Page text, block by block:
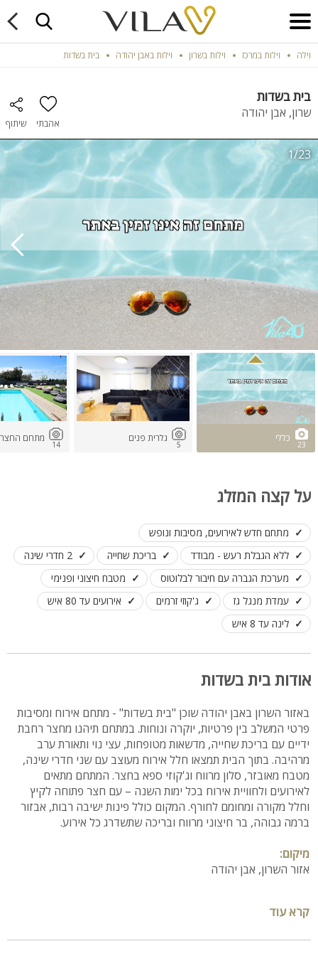
וילה וילות במרכז וילות בשרון וילות באבן יהודה בית בשדות
בית בשדות
שרון, אבן יהודה
אהבתי שיתוף
1/23
23
כללי
5
גלרית פנים
14
מתחם החצר
על קצה המזלג
מתחם חדש לאירועים, מסיבות ונופש
ללא הגבלת רעש - מבודד
בריכת שחייה
2 חדרי שינה
מערכת הגברה עם חיבור לבלוטוס
מטבח חיצוני ופנימי
עמדת מנגל גז
ג'קוזי זרמים
אירועים עד 80 איש
לינה עד 8 איש
אודות בית בשדות
באזור השרון באבן יהודה שוכן "בית בשדות" - מתחם אירוח ומסיבות
פרטי המשלב בין פרטיות, יוקרה ונוחות. במתחם תיהנו מחצר רחבת
ידיים עם בריכת שחייה, מדשאות מטופחות, עצי נוי ותאורת ערב
מרהיבה. בתוך הבית תמצאו חלל אירוח מעוצב עם שני חדרי שינה,
מטבח מאובזר, סלון מרווח וג'קוזי ספא בחצר. המתחם מתאים
לאירועים ולחוויית אירוח בכל ימות השנה – עם חצר פתוחה לקיץ
וחלל מקורה ומחומם לחורף. המקום כולל פינות ישיבה רבות, אבזור
ברמה גבוהה, בר חיצוני מרווח ובריכה שתשדרג כל אירוע.
מיקום:
אזור השרון, אבן יהודה
2 חדרי שינה
קרא עוד